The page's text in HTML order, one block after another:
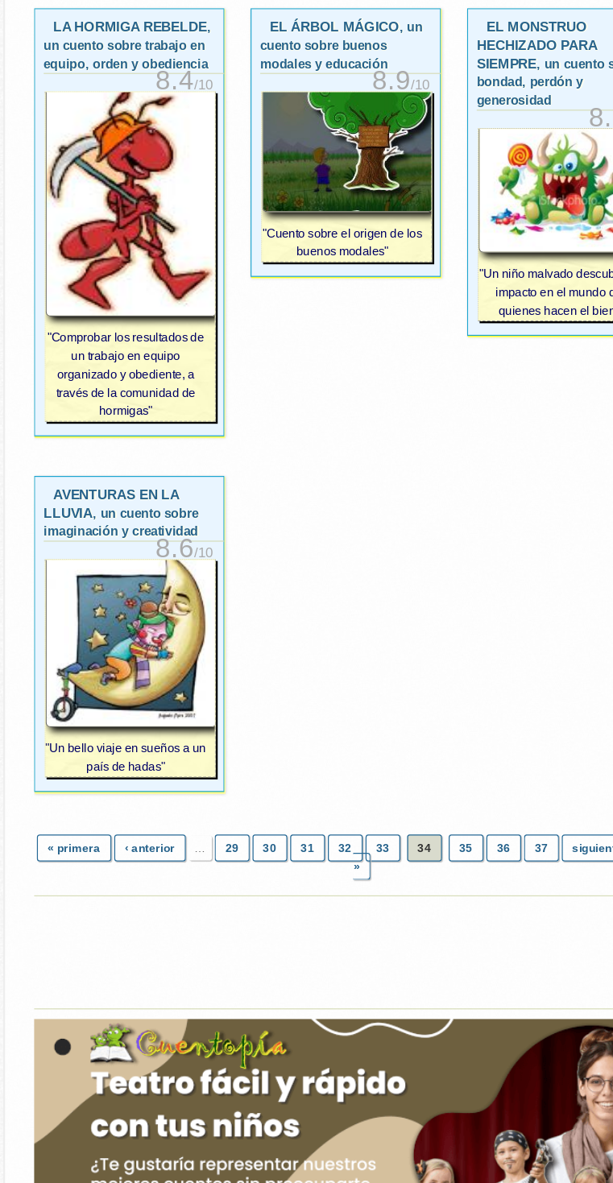
LA HORMIGA REBELDE,
un cuento sobre trabajo en
equipo, orden y obediencia
8.4/10
"Comprobar los resultados de
un trabajo en equipo
organizado y obediente, a
través de la comunidad de
hormigas"
EL ÁRBOL MÁGICO, un
cuento sobre buenos
modales y educación
8.9/10
"Cuento sobre el origen de los
buenos modales"
EL MONSTRUO
HECHIZADO PARA
SIEMPRE, un cuento
bondad, perdón y
generosidad
"Un niño malvado
impacto en el mundo
quienes hacen el
AVENTURAS EN LA
LLUVIA, un cuento sobre
imaginación y creatividad
8.6/10
"Un bello viaje en sueños a un
país de hadas"
« primera ‹ anterior … 29 30 31 32 33 34 35 36 37
»